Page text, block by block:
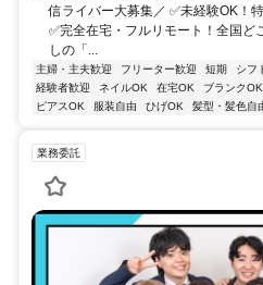
信ライバー大募集／ ✅未経験OK！
✅完全在宅・フルリモート！全国ど
しの「...
主婦・主夫歓迎 フリーター歓迎 短期 シフ
経験者歓迎
ネイルOK 在宅OK ブランクOK
ピアスOK
服装自由 ひげOK 髪型・髪色自
業務委託